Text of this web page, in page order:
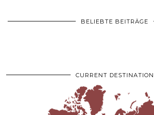
BELIEBTE BEITRÄGE
CURRENT DESTINATION